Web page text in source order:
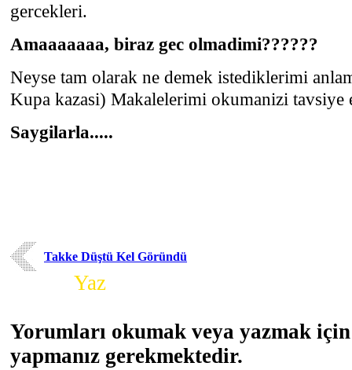
gercekleri.
Amaaaaaaa, biraz gec olmadimi??????
Neyse tam olarak ne demek istediklerimi
Kupa kazasi) Makalelerimi okumanizi
Saygilarla.....
Takke Düştü Kel Göründü
Yaz
Yorumları okumak veya yazmak
yapmanız gerekmektedir.